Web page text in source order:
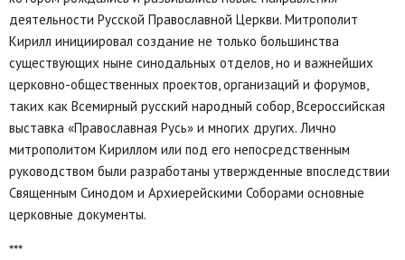
деятельности Русской Православной Церкви. Митрополит
Кирилл инициировал создание не только большинства
существующих ныне синодальных отделов, но и важнейших
церковно-общественных проектов, организаций и форумов,
таких как Всемирный русский народный собор, Всероссийская
выставка «Православная Русь» и многих других. Лично
митрополитом Кириллом или под его непосредственным
руководством были разработаны утвержденные впоследствии
Священным Синодом и Архиерейскими Соборами основные
церковные документы.
***